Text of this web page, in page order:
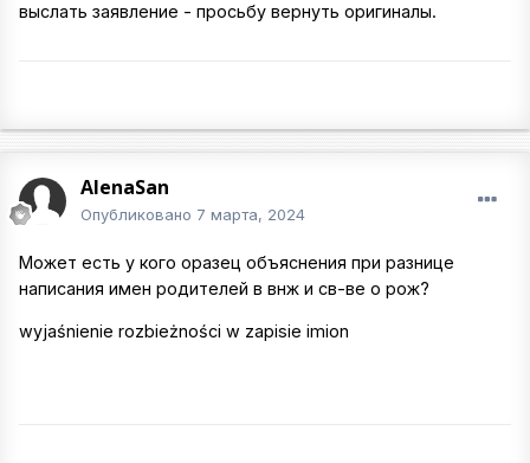
выслать заявление - просьбу вернуть оригиналы.
AlenaSan
Опубликовано 7 марта, 2024
Может есть у кого оразец объяснения при разнице
написания имен родителей в внж и св-ве о рож?
wyjaśnienie rozbieżności w zapisie imion